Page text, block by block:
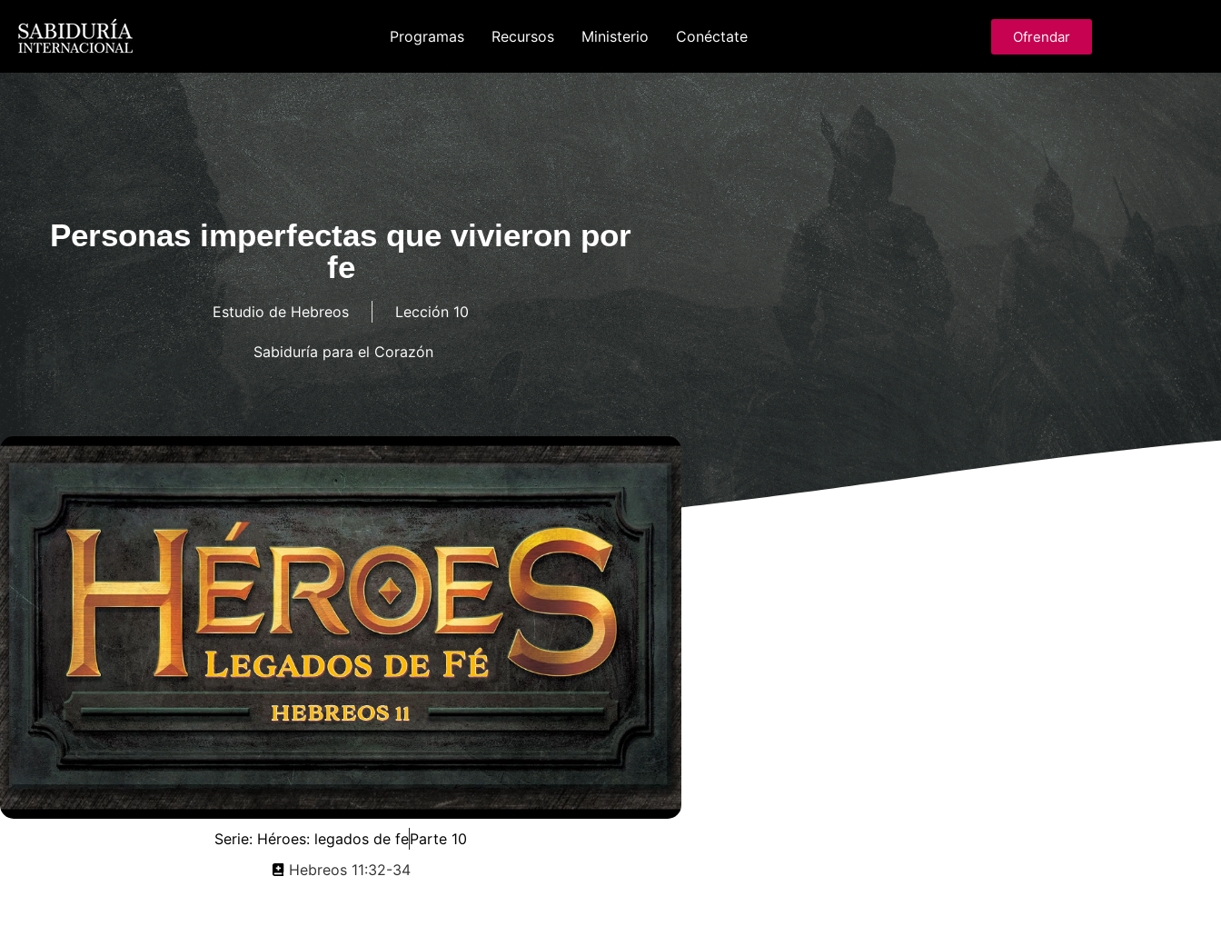
Programas Recursos Ministerio Conéctate Ofrendar
Personas imperfectas que vivieron por
fe
Estudio de Hebreos Lección 10
Sabiduría para el Corazón
Serie: Héroes: legados de feParte 10
Hebreos 11:32-34